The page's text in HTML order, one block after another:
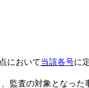
において当該各号に
監査の対象となっ